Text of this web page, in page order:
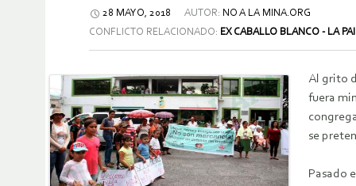
28 MAYO, 2018 AUTOR: NO A LA MINA.ORG
CONFLICTO RELACIONADO: EX CABALLO BLANCO - LA
Al grito
fuera
se
Pasado